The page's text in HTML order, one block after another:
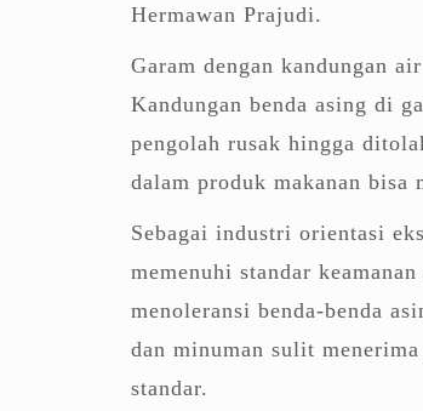
Hermawan Prajudi.
Garam dengan kandungan
Kandungan benda asing di
pengolah rusak hingga
dalam produk makanan bisa
Sebagai industri orientasi
memenuhi standar
menoleransi benda-benda
dan minuman sulit
standar.